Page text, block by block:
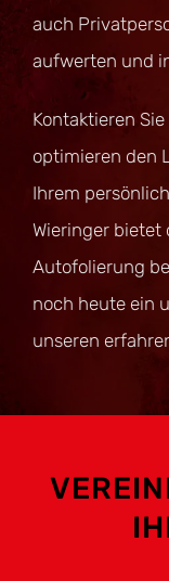
auch
aufwerten und
Kontaktieren
optimieren den
Ihrem
Wieringer
Autofolierung
noch heute ein
unseren